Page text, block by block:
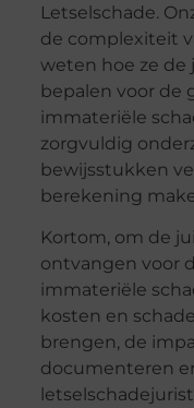
Letselschade.
de complexiteit
weten hoe ze de
bepalen voor de
immateriële
zorgvuldig
bewijsstukken
berekening
Kortom, om de
ontvangen voor
immateriële
kosten en
brengen, de
documenteren